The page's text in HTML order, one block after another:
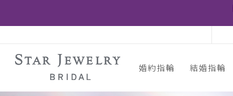
婚約指輪 結婚指輪